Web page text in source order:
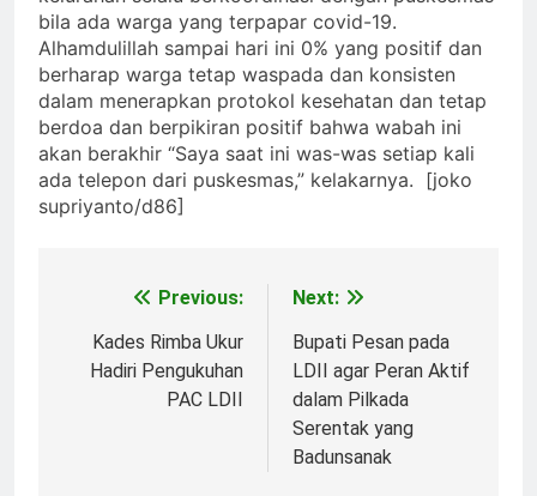
bila ada warga yang terpapar covid-19.
Alhamdulillah sampai hari ini 0% yang positif dan
berharap warga tetap waspada dan konsisten
dalam menerapkan protokol kesehatan dan tetap
berdoa dan berpikiran positif bahwa wabah ini
akan berakhir “Saya saat ini was-was setiap kali
ada telepon dari puskesmas,” kelakarnya. [joko
supriyanto/d86]
navigation
Previous:
Kades Rimba Ukur
Hadiri Pengukuhan
PAC LDII
Next:
Bupati Pesan pada
LDII agar Peran Aktif
dalam Pilkada
Serentak yang
Badunsanak